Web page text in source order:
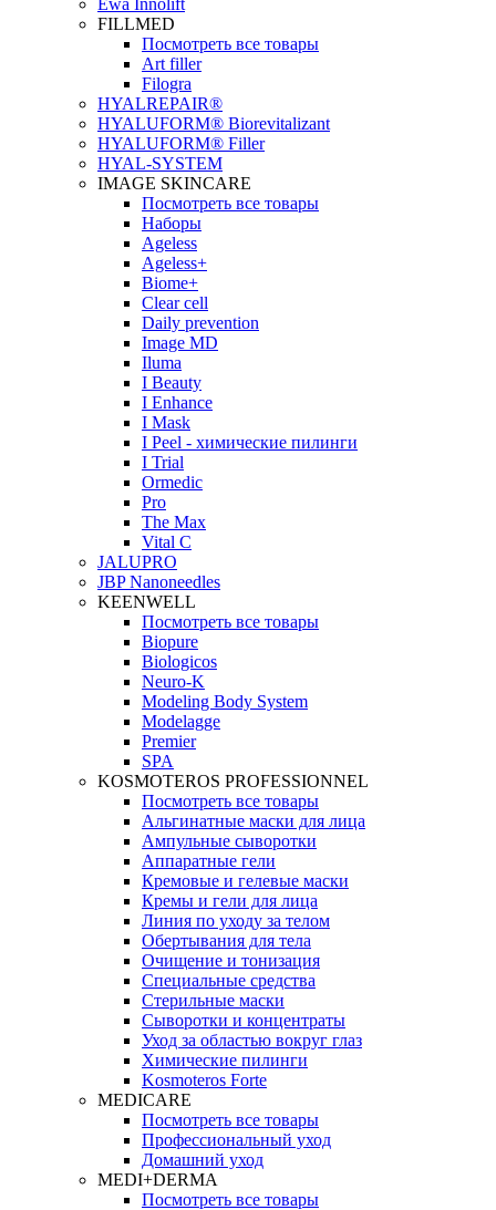
Ewa Innolift
FILLMED
Посмотреть все товары
Art filler
Filogra
НYALREPAIR®
HYALUFORM® Biorevitalizant
HYALUFORM® Filler
HYAL-SYSTEM
IMAGE SKINCARE
Посмотреть все товары
Наборы
Ageless
Ageless+
Biome+
Clear cell
Daily prevention
Image MD
Iluma
I Beauty
I Enhance
I Mask
I Peel - химические пилинги
I Trial
Ormedic
Pro
The Max
Vital C
JALUPRO
JBP Nanoneedles
KEENWELL
Посмотреть все товары
Biopure
Biologicos
Neuro‑K
Modeling Body System
Modelagge
Premier
SPA
KOSMOTEROS PROFESSIONNEL
Посмотреть все товары
Альгинатные маски для лица
Ампульные сыворотки
Аппаратные гели
Кремовые и гелевые маски
Кремы и гели для лица
Линия по уходу за телом
Обертывания для тела
Очищение и тонизация
Специальные средства
Стерильные маски
Сыворотки и концентраты
Уход за областью вокруг глаз
Химические пилинги
Kosmoteros Forte
MEDICARE
Посмотреть все товары
Профессиональный уход
Домашний уход
MEDI+DERMA
Посмотреть все товары